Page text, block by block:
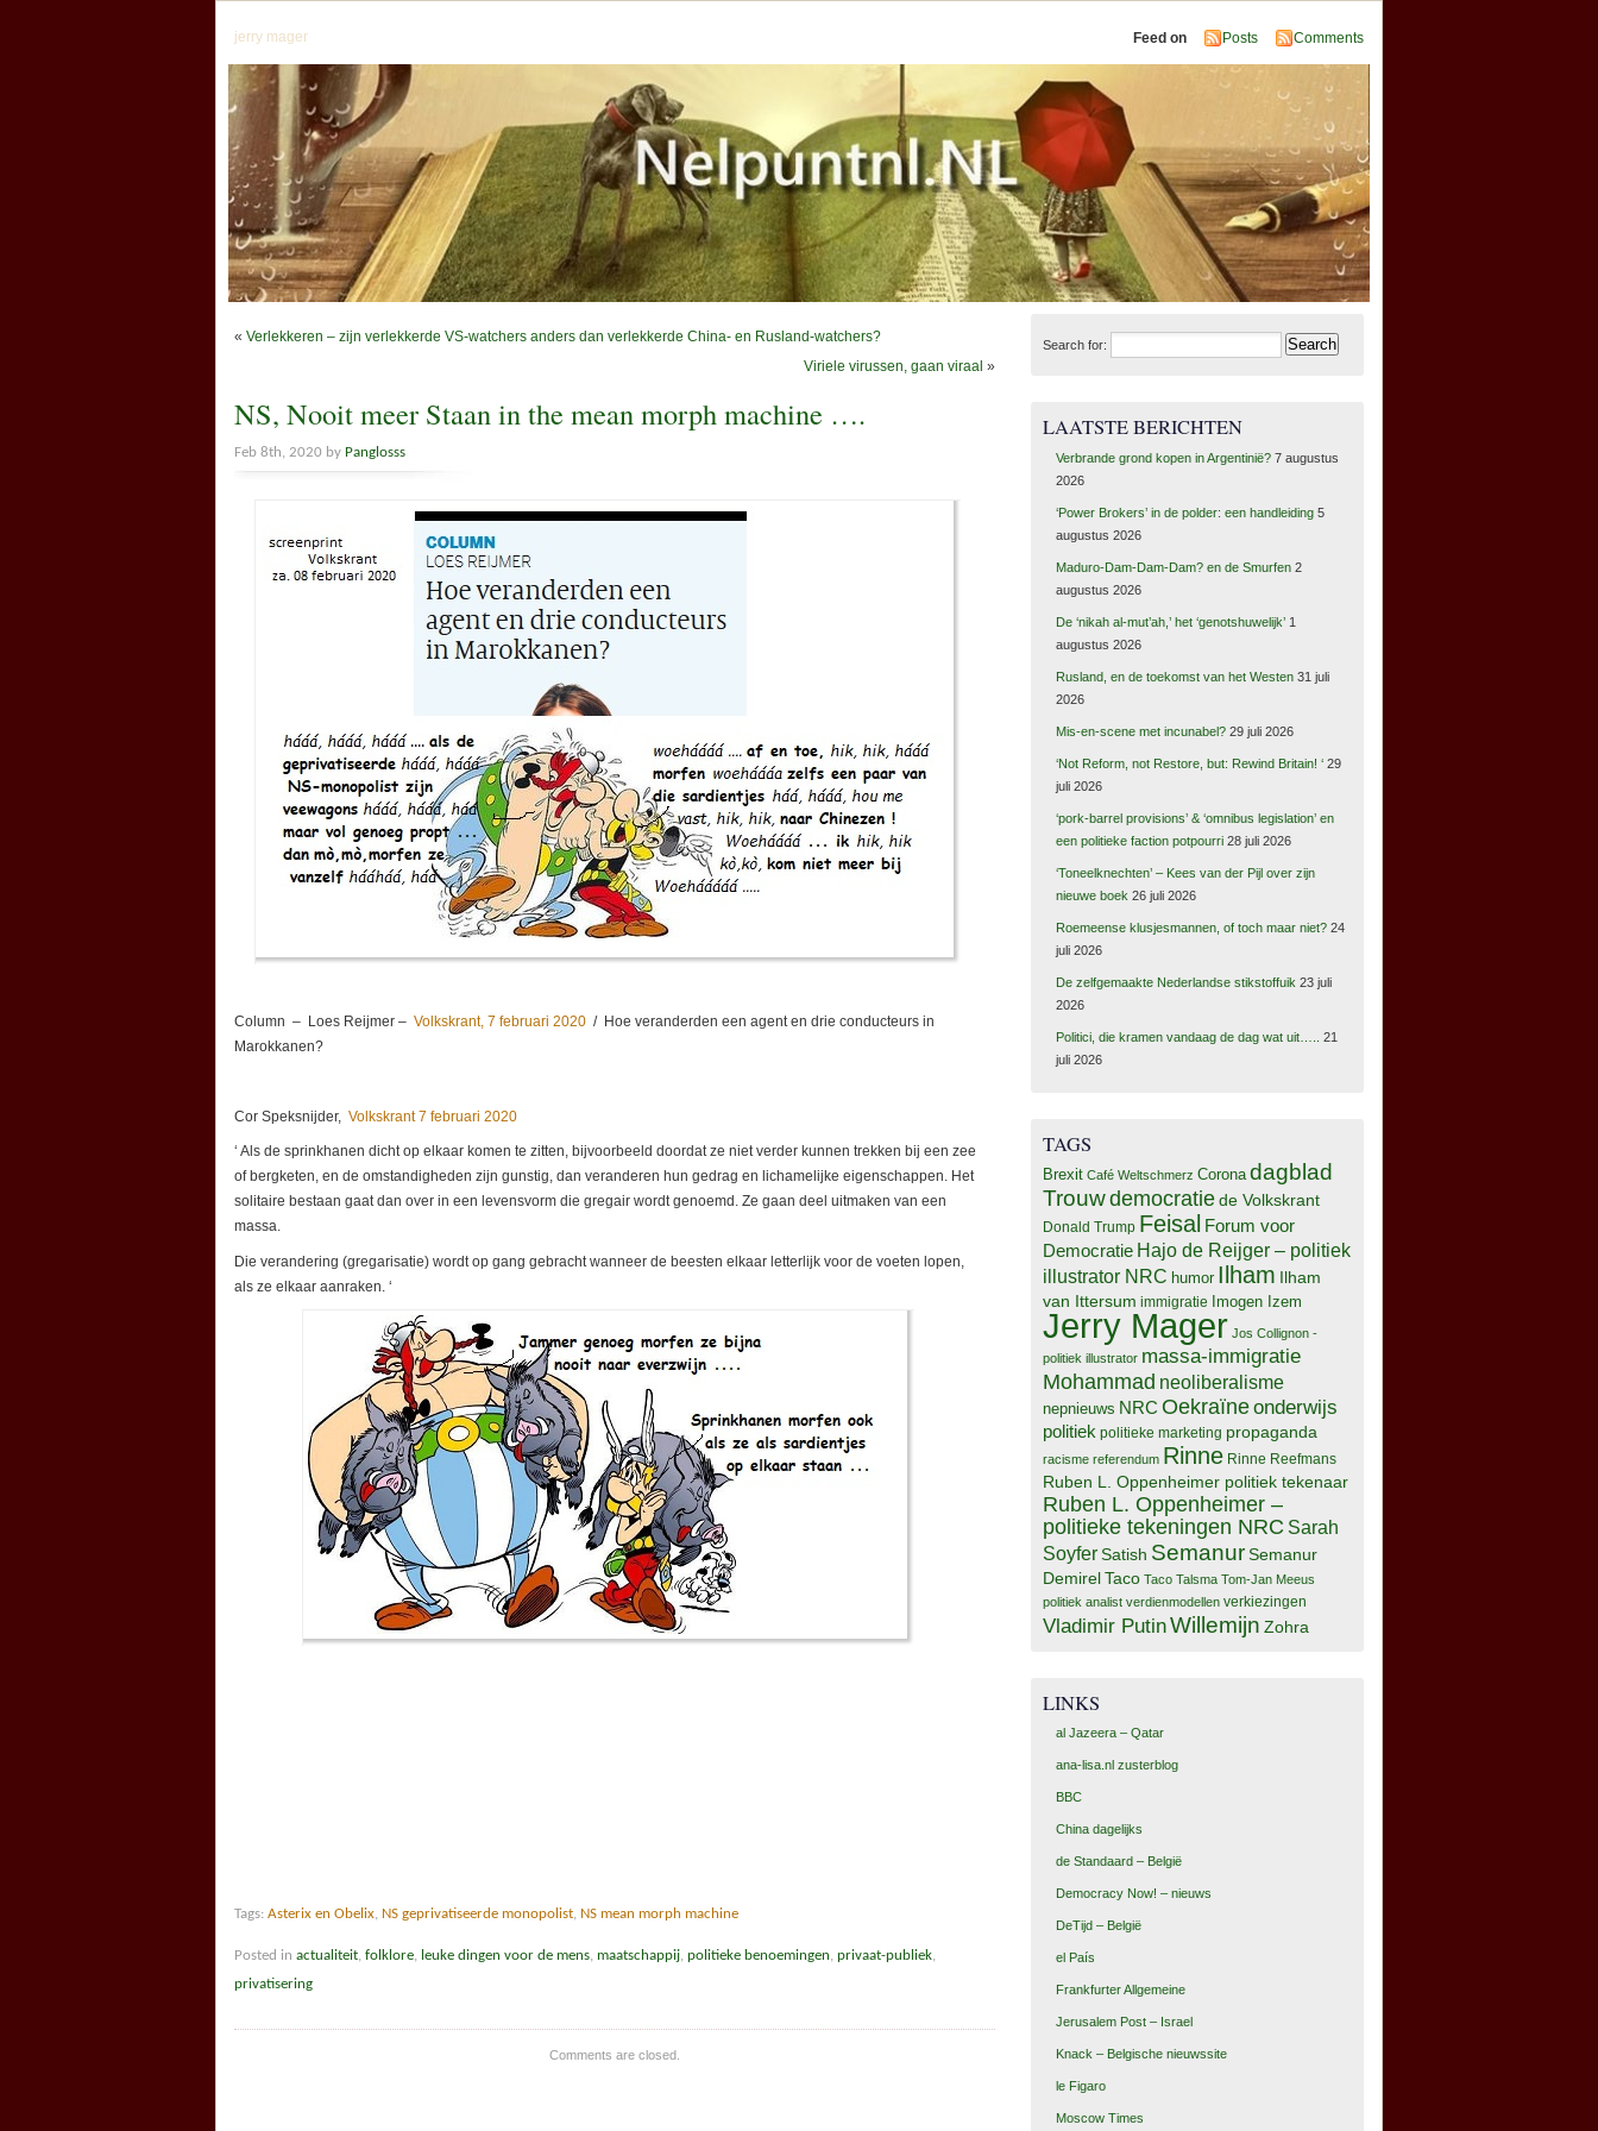
jerry mager Feed on Posts Comments
« Verlekkeren – zijn verlekkerde VS-watchers anders dan verlekkerde China- en Rusland-watchers?
Viriele virussen, gaan viraal »
NS, Nooit meer Staan in the mean morph machine ….
Feb 8th, 2020 by Panglosss
Column – Loes Reijmer – Volkskrant, 7 februari 2020 / Hoe veranderden een agent en drie conducteurs in
Marokkanen?
Cor Speksnijder, Volkskrant 7 februari 2020
‘ Als de sprinkhanen dicht op elkaar komen te zitten, bijvoorbeeld doordat ze niet verder kunnen trekken bij een zee
of bergketen, en de omstandigheden zijn gunstig, dan veranderen hun gedrag en lichamelijke eigenschappen. Het
solitaire bestaan gaat dan over in een levensvorm die gregair wordt genoemd. Ze gaan deel uitmaken van een
massa.
Die verandering (gregarisatie) wordt op gang gebracht wanneer de beesten elkaar letterlijk voor de voeten lopen,
als ze elkaar aanraken. ‘
Tags: Asterix en Obelix, NS geprivatiseerde monopolist, NS mean morph machine
Posted in actualiteit, folklore, leuke dingen voor de mens, maatschappij, politieke benoemingen, privaat-publiek,
privatisering
Comments are closed.
Search for:
LAATSTE BERICHTEN
Verbrande grond kopen in Argentinië? 7 augustus
2026
‘Power Brokers’ in de polder: een handleiding 5
augustus 2026
Maduro-Dam-Dam-Dam? en de Smurfen 2
augustus 2026
De ‘nikah al-mut’ah,’ het ‘genotshuwelijk’ 1
augustus 2026
Rusland, en de toekomst van het Westen 31 juli
2026
Mis-en-scene met incunabel? 29 juli 2026
‘Not Reform, not Restore, but: Rewind Britain! ‘ 29
juli 2026
‘pork-barrel provisions’ & ‘omnibus legislation’ en
een politieke faction potpourri 28 juli 2026
‘Toneelknechten’ – Kees van der Pijl over zijn
nieuwe boek 26 juli 2026
Roemeense klusjesmannen, of toch maar niet? 24
juli 2026
De zelfgemaakte Nederlandse stikstoffuik 23 juli
2026
Politici, die kramen vandaag de dag wat uit…..
21
juli 2026
TAGS
Brexit Café Weltschmerz Corona dagblad
Trouwdemocratiede Volkskrant
Donald Trump Feisal Forum voor
Democratie Hajo de Reijger – politiek
illustrator NRC humor Ilham Ilham
van Ittersum immigratie Imogen Izem
Jerry Mager Jos Collignon -
politiek illustrator massa-immigratie
Mohammad neoliberalisme
nepnieuws NRC Oekraïneonderwijs
politiek politieke marketing propaganda
racisme referendum Rinne Rinne Reefmans
Ruben L. Oppenheimer politiek tekenaar
Ruben L. Oppenheimer –
politieke tekeningen NRC Sarah
Soyfer Satish SemanurSemanur
DemirelTaco Taco Talsma Tom-Jan Meeus
politiek analist verdienmodellen verkiezingen
Vladimir PutinWillemijn Zohra
LINKS
al Jazeera – Qatar
ana-lisa.nl zusterblog
BBC
China dagelijks
de Standaard – België
Democracy Now! – nieuws
DeTijd – België
el País
Frankfurter Allgemeine
Jerusalem Post – Israel
Knack – Belgische nieuwssite
le Figaro
Moscow Times